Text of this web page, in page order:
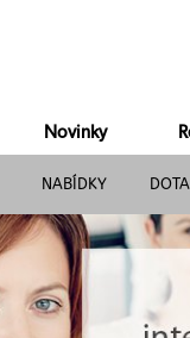
Novinky
NABÍDKY